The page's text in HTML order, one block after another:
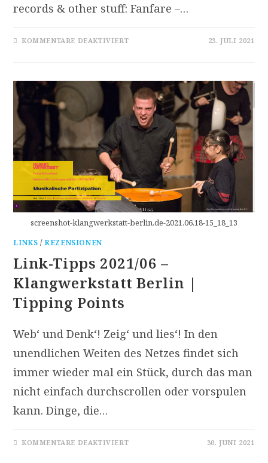
records & other stuff: Fanfare –…
KOMMENTARE DEAKTIVIERTFÜR
BEETHOVEN
BIS
FRED
FRITH
23. JULI 2021
screenshot-klangwerkstatt-berlin.de-2021.06.18-15_18_13
LINKS / REZENSIONEN
Link-Tipps 2021/06 –
Klangwerkstatt Berlin |
Tipping Points
Web‘ und Denk‘! Zeig‘ und lies‘! In den
unendlichen Weiten des Netzes findet sich
immer wieder mal ein Stück, durch das man
nicht einfach durchscrollen oder vorspulen
kann. Dinge, die…
KOMMENTARE DEAKTIVIERTFÜR 30. JUNI 2021